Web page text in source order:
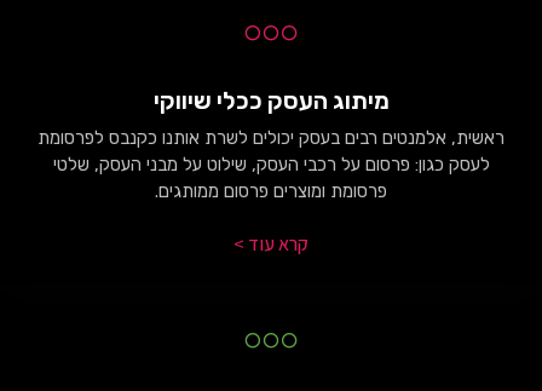
מיתוג העסק ככלי שיווקי
ראשית, אלמנטים רבים בעסק יכולים לשרת אותנו כקנבס לפרסומת
לעסק כגון: פרסום על רכבי העסק, שילוט על מבני העסק, שלטי
פרסומת ומוצרים פרסום ממותגים.
קרא עוד >